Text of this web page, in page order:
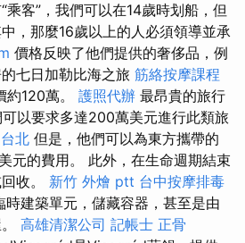
乘客”，我們可以在14歲時划船，但
，那麼16歲以上的人必須領導並承
價格反映了他們提供的奢侈品，例
七日加勒比海之旅 筋絡按摩課程
約120萬。 護照代辦 最昂貴的旅行
以要求多達200萬美元進行此類旅
北 但是，他們可以為東方攜帶的
元的費用。 此外，在生命週期結束
收。 新竹 外燴 ptt 台中按摩排毒
時建築單元，儲藏容器，甚至是由
高雄清潔公司 記帳士 正骨